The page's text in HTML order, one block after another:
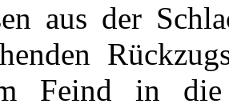
aus der
Feind in